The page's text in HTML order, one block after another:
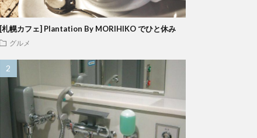
[札幌カフェ] Plantation By MORIHIKO でひと休み
グルメ